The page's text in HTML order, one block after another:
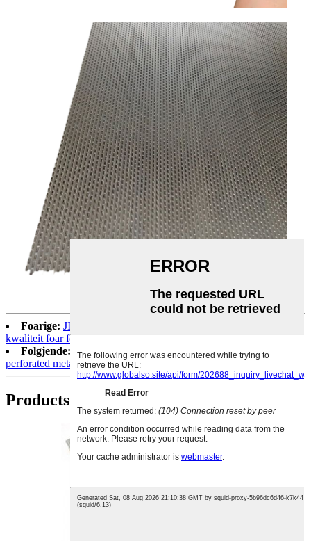
Foarige: JINSI leveret útwreide metalen produkten fan hege
kwaliteit foar ferskate tapassingen
Folgjende: micro perforated metalen sheet 0.1mm galvanized
perforated metalen skerm sheet
Products kategoryen